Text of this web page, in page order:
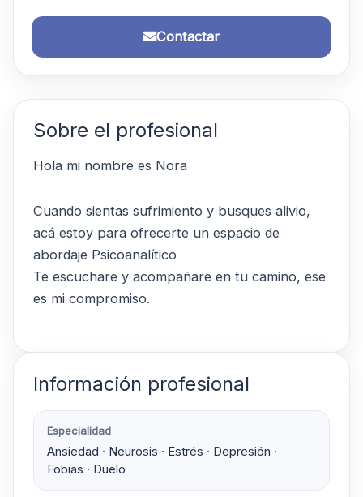
Contactar
Sobre el profesional
Hola mi nombre es Nora
Cuando sientas sufrimiento y busques alivio,
acá estoy para ofrecerte un espacio de
abordaje Psicoanalítico
Te escuchare y acompañare en tu camino, ese
es mi compromiso.
Información profesional
Especialidad
Ansiedad · Neurosis · Estrés · Depresión ·
Fobias · Duelo